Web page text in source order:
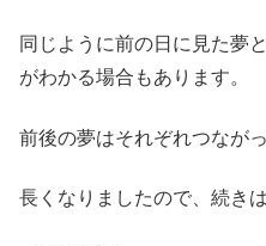
同じように前の日に見た夢
がわかる場合もあります。
前後の夢はそれぞれつなが
長くなりましたので、続きは